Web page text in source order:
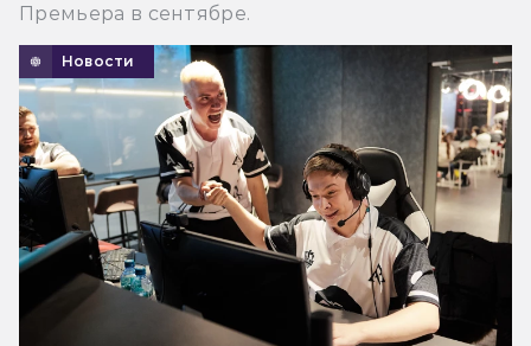
Премьера в сентябре.
Новости